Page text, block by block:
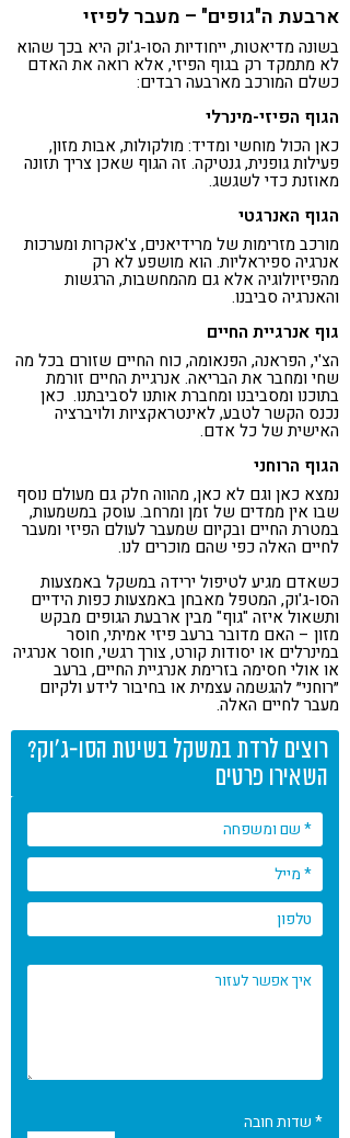
ארבעת ה"גופים" – מעבר לפיזי
בשונה מדיאטות, ייחודיות הסו-ג'וק היא בכך שהוא
לא מתמקד רק בגוף הפיזי, אלא רואה את האדם
כשלם המורכב מארבעה רבדים:
הגוף הפיזי-מינרלי
כאן הכול מוחשי ומדיד: מולקולות, אבות מזון,
פעילות גופנית, גנטיקה. זה הגוף שאכן צריך תזונה
מאוזנת כדי לשגשג.
הגוף האנרגטי
מורכב מזרימות של מרידיאנים, צ'אקרות ומערכות
אנרגיה ספיראליות. הוא מושפע לא רק
מהפיזיולוגיה אלא גם מהמחשבות, הרגשות
והאנרגיה סביבנו.
גוף אנרגיית החיים
הצ'י, הפראנה, הפנאומה, כוח החיים שזורם בכל מה
שחי ומחבר את הבריאה. אנרגיית החיים זורמת
בתוכנו ומסביבנו ומחברת אותנו לסביבתנו. כאן
נכנס הקשר לטבע, לאינטראקציות ולויברציה
האישית של כל אדם.
הגוף הרוחני
נמצא כאן וגם לא כאן, מהווה חלק גם מעולם נוסף
שבו אין ממדים של זמן ומרחב. עוסק במשמעות,
במטרת החיים ובקיום שמעבר לעולם הפיזי ומעבר
לחיים האלה כפי שהם מוכרים לנו.
כשאדם מגיע לטיפול ירידה במשקל באמצעות
הסו-ג'וק, המטפל מאבחן באמצעות כפות הידיים
ותשאול איזה "גוף" מבין ארבעת הגופים מבקש
מזון – האם מדובר ברעב פיזי אמיתי, חוסר
במינרלים או יסודות קורט, צורך רגשי, חוסר אנרגיה
או אולי חסימה בזרימת אנרגיית החיים, ברעב
״רוחני״ להגשמה עצמית או בחיבור לידע ולקיום
מעבר לחיים האלה.
רוצים לרדת במשקל בשיטת הסו-ג'וק?
השאירו פרטים
* שדות חובה